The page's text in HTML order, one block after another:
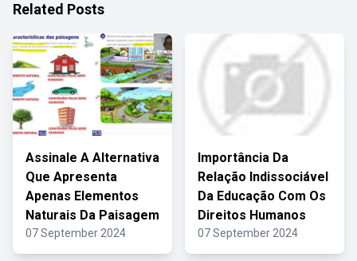
Related Posts
Assinale A Alternativa
Que Apresenta
Apenas Elementos
Naturais Da Paisagem
07 September 2024
Importância Da
Relação Indissociável
Da Educação Com Os
Direitos Humanos
07 September 2024